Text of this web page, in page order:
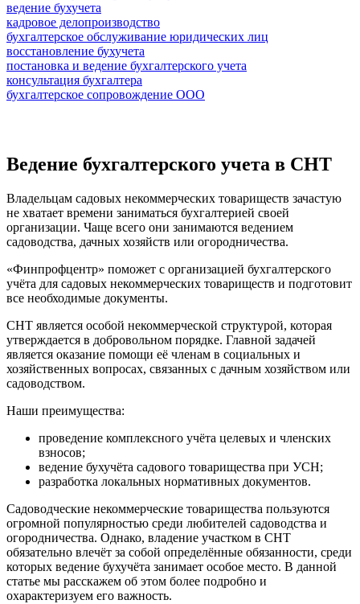
ведение бухучета
кадровое делопроизводство
бухгалтерское обслуживание юридических лиц
восстановление бухучета
постановка и ведение бухгалтерского учета
консультация бухгалтера
бухгалтерское сопровождение ООО
Ведение бухгалтерского учета в СНТ
Владельцам садовых некоммерческих товариществ зачастую
не хватает времени заниматься бухгалтерией своей
организации. Чаще всего они занимаются ведением
садоводства, дачных хозяйств или огородничества.
«Финпрофцентр» поможет с организацией бухгалтерского
учёта для садовых некоммерческих товариществ и подготовит
все необходимые документы.
СНТ является особой некоммерческой структурой, которая
утверждается в добровольном порядке. Главной задачей
является оказание помощи её членам в социальных и
хозяйственных вопросах, связанных с дачным хозяйством или
садоводством.
Наши преимущества:
проведение комплексного учёта целевых и членских
взносов;
ведение бухучёта садового товарищества при УСН;
разработка локальных нормативных документов.
Садоводческие некоммерческие товарищества пользуются
огромной популярностью среди любителей садоводства и
огородничества. Однако, владение участком в СНТ
обязательно влечёт за собой определённые обязанности, среди
которых ведение бухучёта занимает особое место. В данной
статье мы расскажем об этом более подробно и
охарактеризуем его важность.